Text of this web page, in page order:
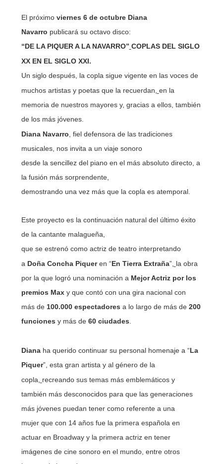
El próximo viernes 6 de octubre Diana
Navarro publicará su octavo disco:
“DE LA PIQUER A LA NAVARRO” COPLAS DEL SIGLO
XX EN EL SIGLO XXI.
Un siglo después, la copla sigue vigente en las voces de
muchos artistas y poetas que la recuerdan, en la
memoria de nuestros mayores y, gracias a ellos, también
de los más jóvenes.
Diana Navarro , fiel defensora de las tradiciones
musicales, nos invita a un viaje sonoro
desde la sencillez del piano en el más absoluto directo, a
la fusión más sorprendente,
demostrando una vez más que la copla es atemporal.
Este proyecto es la continuación natural del último éxito
de la cantante malagueña,
que se estrenó como actriz de teatro interpretando
a Doña Concha Piqueren “En Tierra Extraña”, la obra
por la que logró una nominación a Mejor Actriz por los
premios Max y que contó con una gira nacional con
más de 100.000 espectadores a lo largo de más de 200
funciones y más de 60 ciudades
Dianaha querido continuar su personal homenaje a “La
Piquer”, esta gran artista y al género de la
copla,
recreando sus temas másemblemáticosy
también más desconocidos para que las generaciones
más jóvenes puedan tener como referente a una
mujer que con 14 años fue la primera española en
actuar en Broadway y la primera actriz en tener
imágenes de cine sonoro en el mundo, entre otros